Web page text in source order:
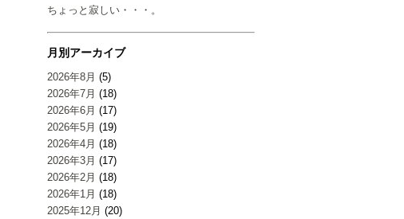
ちょっと寂しい・・・。
月別アーカイブ
2026年8月 (5)
2026年7月 (18)
2026年6月 (17)
2026年5月 (19)
2026年4月 (18)
2026年3月 (17)
2026年2月 (18)
2026年1月 (18)
2025年12月 (20)